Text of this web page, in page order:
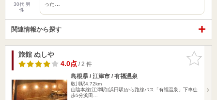
30代 男
性
った…
関連情報から探す
お気に入
りに追加
旅館 ぬしや
4.0点/ 2 件
島根県 / 江津市 / 有福温泉
敬川駅4.72km
山陰本線[江津駅][浜田駅]から路線バス「有福温泉」下車徒
歩5分浜田…